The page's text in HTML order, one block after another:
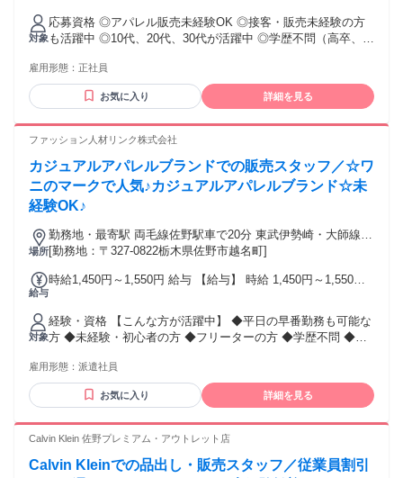
【給与補足】 ※試用期間3ヶ月あり（給与同額 月給210,000円
～275,000円） ※経験・能力を考慮の上、決定します （例：
社会人経験2年以上・アパレル経験あり→245,000円～など）
※別途、残業代全額支給
対象
応募資格 ◎アパレル販売未経験OK ◎接客・販売未経験の方
も活躍中 ◎10代、20代、30代が活躍中 ◎学歴不問（高卒、専
販売職経験者歓迎 ◎アパレル、ファッションが好きな方 ◎第
二新卒の方 ◎UIターンの方 ◎フリーターの方 ◎雑貨、古
着、セレクトショップでの経験のある方 ◎アパレルでアルバ
売店などでのサービス経験のある方 ◎エステ、美容師、ネイ
ークでは募集していません
雇用形態： 正社員
お気に入り 詳細を見る
ファッション人材リンク株式会社
カジュアルアパレルブランドでの販売スタッフ／☆ワ
ニのマークで人気♪カジュアルアパレルブランド☆未
経験OK♪
場所
勤務地・最寄駅 両毛線佐野駅車で20分 東武伊勢崎・大師線館
林駅 東北本線小山駅
[勤務地：〒327-0822栃木県佐野市越名町]
給与
時給1,450円～1,550円 給与 【給与】 時給 1,450円～1,550円
≪銀行口座指定なし！≫ 【日・週払いOK】 急な出費も安心♪
月に最大5回のお給料日！ 毎週火曜日・金曜日に申請OK★
対象
経験・資格 【こんな方が活躍中】 ◆平日の早番勤務も可能な
方 ◆未経験・初心者の方 ◆フリーターの方 ◆学歴不問 ◆ブ
雇用形態： 派遣社員
お気に入り 詳細を見る
Calvin Klein 佐野プレミアム・アウトレット店
Calvin Kleinでの品出し・販売スタッフ／従業員割引